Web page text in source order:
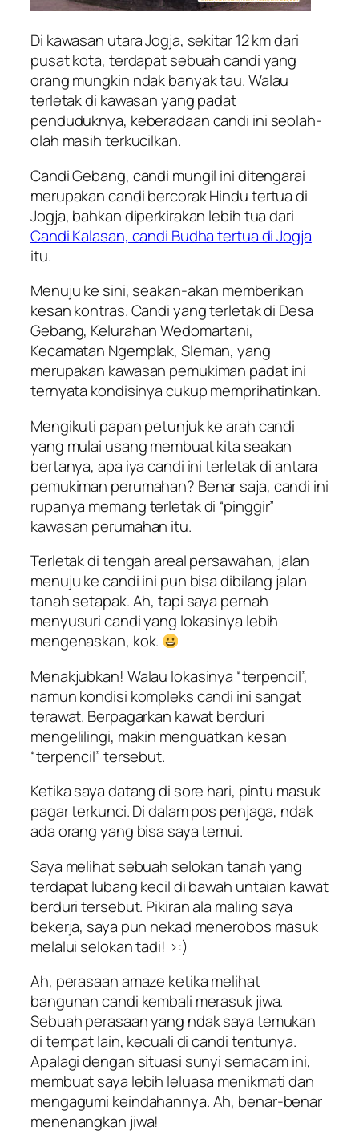
Di kawasan utara Jogja, sekitar 12 km dari
pusat kota, terdapat sebuah candi yang
orang mungkin ndak banyak tau. Walau
terletak di kawasan yang padat
penduduknya, keberadaan candi ini seolah-
olah masih terkucilkan.
Candi Gebang, candi mungil ini ditengarai
merupakan candi bercorak Hindu tertua di
Jogja, bahkan diperkirakan lebih tua dari
Candi Kalasan, candi Budha tertua di Jogja
itu.
Menuju ke sini, seakan-akan memberikan
kesan kontras. Candi yang terletak di Desa
Gebang, Kelurahan Wedomartani,
Kecamatan Ngemplak, Sleman, yang
merupakan kawasan pemukiman padat ini
ternyata kondisinya cukup memprihatinkan.
Mengikuti papan petunjuk ke arah candi
yang mulai usang membuat kita seakan
bertanya, apa iya candi ini terletak di antara
pemukiman perumahan? Benar saja, candi ini
rupanya memang terletak di “pinggir”
kawasan perumahan itu.
Terletak di tengah areal persawahan, jalan
menuju ke candi ini pun bisa dibilang jalan
tanah setapak. Ah, tapi saya pernah
menyusuri candi yang lokasinya lebih
mengenaskan, kok.
Menakjubkan! Walau lokasinya “terpencil”,
namun kondisi kompleks candi ini sangat
terawat. Berpagarkan kawat berduri
mengelilingi, makin menguatkan kesan
“terpencil” tersebut.
Ketika saya datang di sore hari, pintu masuk
pagar terkunci. Di dalam pos penjaga, ndak
ada orang yang bisa saya temui.
Saya melihat sebuah selokan tanah yang
terdapat lubang kecil di bawah untaian kawat
berduri tersebut. Pikiran ala maling saya
bekerja, saya pun nekad menerobos masuk
melalui selokan tadi! >:)
Ah, perasaan amaze ketika melihat
bangunan candi kembali merasuk jiwa.
Sebuah perasaan yang ndak saya temukan
di tempat lain, kecuali di candi tentunya.
Apalagi dengan situasi sunyi semacam ini,
membuat saya lebih leluasa menikmati dan
mengagumi keindahannya. Ah, benar-benar
menenangkan jiwa!